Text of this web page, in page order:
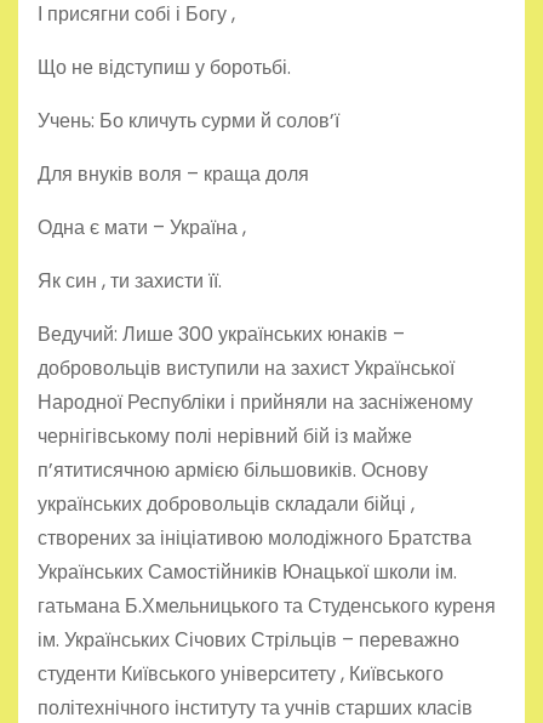
І присягни собі і Богу ,
Що не відступиш у боротьбі.
Учень: Бо кличуть сурми й солов’ї
Для внуків воля – краща доля
Одна є мати – Україна ,
Як син , ти захисти її.
Ведучий: Лише 300 українських юнаків –
добровольців виступили на захист Української
Народної Республіки і прийняли на засніженому
чернігівському полі нерівний бій із майже
п’ятитисячною армією більшовиків. Основу
українських добровольців складали бійці ,
створених за ініціативою молодіжного Братства
Українських Самостійників Юнацької школи ім.
гатьмана Б.Хмельницького та Студенського куреня
ім. Українських Січових Стрільців – переважно
студенти Київського університету , Київського
політехнічного інституту та учнів старших класів